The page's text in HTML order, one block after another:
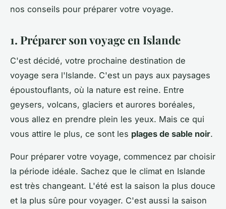
nos conseils pour préparer votre voyage.
1. Préparer son voyage en Islande
C'est décidé, votre prochaine destination de
voyage sera l'Islande. C'est un pays aux paysages
époustouflants, où la nature est reine. Entre
geysers, volcans, glaciers et aurores boréales,
vous allez en prendre plein les yeux. Mais ce qui
vous attire le plus, ce sont les plages de sable noir.
Pour préparer votre voyage, commencez par choisir
la période idéale. Sachez que le climat en Islande
est très changeant. L'été est la saison la plus douce
et la plus sûre pour voyager. C'est aussi la saison